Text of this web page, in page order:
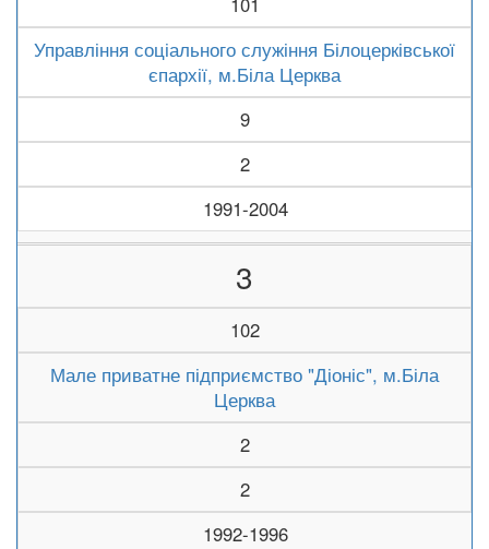
Управління соціального служіння Білоцерківської
єпархії, м.Біла Церква
9
2
1991-2004
3
102
Мале приватне підприємство "Діоніс", м.Біла
Церква
2
2
1992-1996